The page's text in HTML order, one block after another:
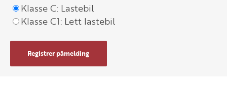
Klasse C: Lastebil
Klasse C1: Lett lastebil
Registrer påmelding